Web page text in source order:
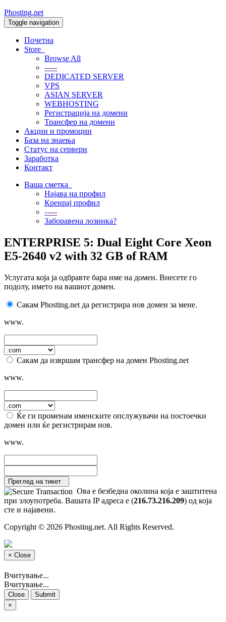
Phosting.net
Toggle navigation
Почетна
Store
Browse All
-----
DEDICATED SERVER
VPS
ASIAN SERVER
WEBHOSTING
Регистрација на домени
Трансфер на домени
Акции и промоции
База на знаења
Статус на сервери
Заработка
Контакт
Ваша сметка
Најава на профил
Креирај профил
-----
Заборавена лозинка?
ENTERPRISE 5: Dual Eight Core Xeon
E5-2640 v2 with 32 GB of RAM
Услугата која ја одбравте бара име на домен. Внесете го
подолу, името на вашиот домен.
Сакам Phosting.net да регистрира нов домен за мене.
www.
Сакам да извршам трансфер на домен Phosting.net
www.
Ќе ги променам именските опслужувачи на постоечки
домен или ќе регистрирам нов.
www.
Преглед на тикет
Ова е безбедна околина која е заштитена
при злоупотреба. Вашата IP адреса е (216.73.216.209) од која
сте и најавени.
Copyright © 2026 Phosting.net. All Rights Reserved.
× Close
Вчитување...
Вчитување...
Close
Submit
×